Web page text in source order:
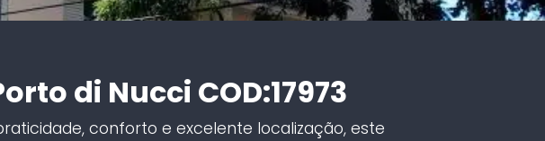
di Nucci COD:17973
conforto e excelente localização, este